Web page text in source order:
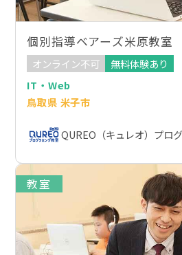
個別指導ベアーズ米原教室
オンライン不可
無料体験あり
IT・Web
鳥取県 米子市
QUREO（キュレオ）プロ
教室